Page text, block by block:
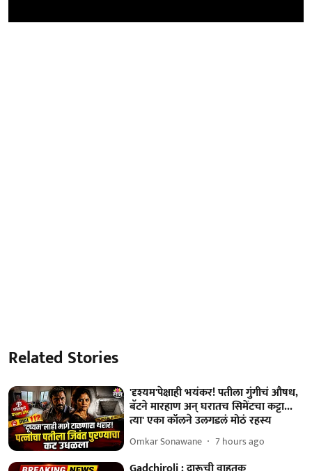
Related Stories
'दृश्यम'पेक्षाही भयंकर! पतीला गुंगीचं औषध,
बॅटने मारहाण अन् घरातच सिमेंटचा कट्टा...
त्या' एका कॉलने उलगडलं मोठं रहस्य
Omkar Sonawane 7 hours ago